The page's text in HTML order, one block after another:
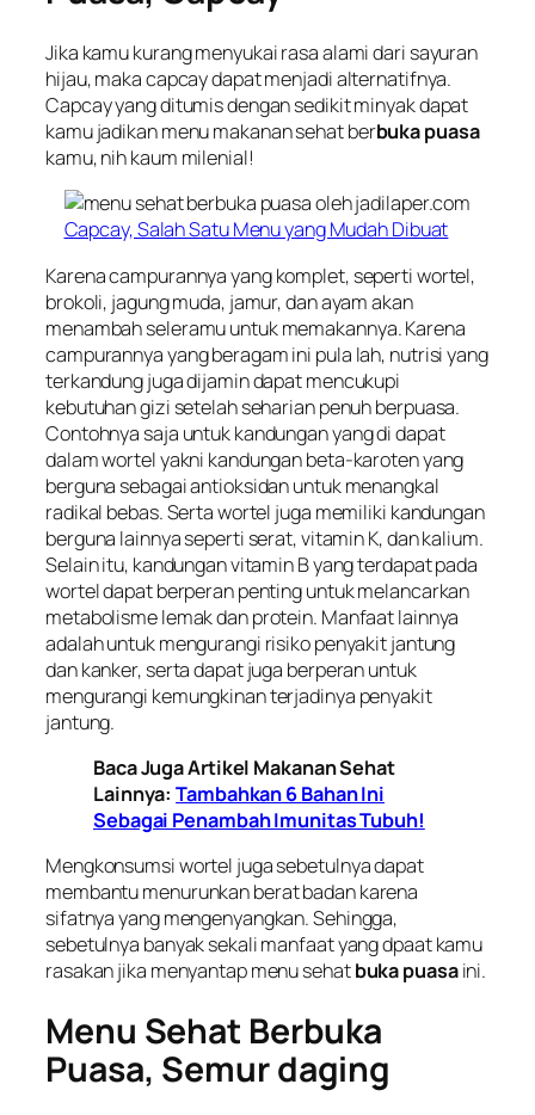
Jika kamu kurang menyukai rasa alami dari sayuran
hijau, maka capcay dapat menjadi alternatifnya.
Capcay yang ditumis dengan sedikit minyak dapat
kamu jadikan menu makanan sehat berbuka puasa
kamu, nih kaum milenial!
Capcay, Salah Satu Menu yang Mudah Dibuat
Karena campurannya yang komplet, seperti wortel,
brokoli, jagung muda, jamur, dan ayam akan
menambah seleramu untuk memakannya. Karena
campurannya yang beragam ini pula lah, nutrisi yang
terkandung juga dijamin dapat mencukupi
kebutuhan gizi setelah seharian penuh berpuasa.
Contohnya saja untuk kandungan yang di dapat
dalam wortel yakni kandungan beta-karoten yang
berguna sebagai antioksidan untuk menangkal
radikal bebas. Serta wortel juga memiliki kandungan
berguna lainnya seperti serat, vitamin K, dan kalium.
Selain itu, kandungan vitamin B yang terdapat pada
wortel dapat berperan penting untuk melancarkan
metabolisme lemak dan protein. Manfaat lainnya
adalah untuk mengurangi risiko penyakit jantung
dan kanker, serta dapat juga berperan untuk
mengurangi kemungkinan terjadinya penyakit
jantung.
Baca Juga Artikel Makanan Sehat
Lainnya:Tambahkan 6 Bahan Ini
Sebagai Penambah Imunitas Tubuh!
Mengkonsumsi wortel juga sebetulnya dapat
membantu menurunkan berat badan karena
sifatnya yang mengenyangkan. Sehingga,
sebetulnya banyak sekali manfaat yang dpaat kamu
rasakan jika menyantap menu sehatbuka puasaini.
Menu Sehat Berbuka
Puasa, Semur daging